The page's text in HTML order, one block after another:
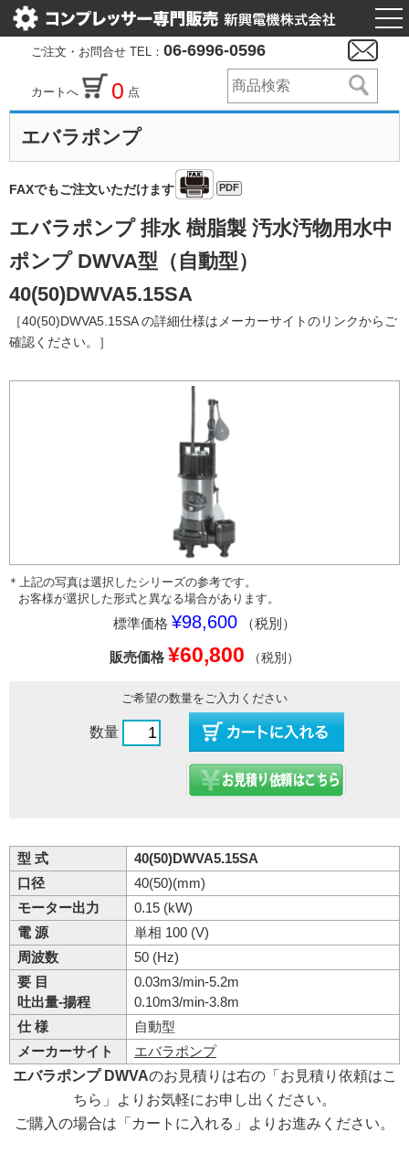
ご注文・お問合せ TEL： 06-6996-0596
カートへ 0 点
エバラポンプ
FAXでもご注文いただけます PDF
エバラポンプ 排水 樹脂製 汚水汚物用水中
ポンプ DWVA型（自動型）
40(50)DWVA5.15SA
［40(50)DWVA5.15SA の詳細仕様はメーカーサイトのリンクからご
確認ください。］
＊上記の写真は選択したシリーズの参考です。
お客様が選択した形式と異なる場合があります。
標準価格 ¥98,600 （税別）
販売価格 ¥60,800 （税別）
ご希望の数量をご入力ください
数量
型 式
40(50)DWVA5.15SA
口径
40(50)(mm)
モーター出力
0.15 (kW)
電 源
単相 100 (V)
周波数
50 (Hz)
要 目
吐出量-揚程
0.03m3/min-5.2m
0.10m3/min-3.8m
仕 様
自動型
メーカーサイト
エバラポンプ
エバラポンプ DWVAのお見積りは右の「お見積り依頼はこ
ちら」よりお気軽にお申し出ください。
ご購入の場合は「カートに入れる」よりお進みください。